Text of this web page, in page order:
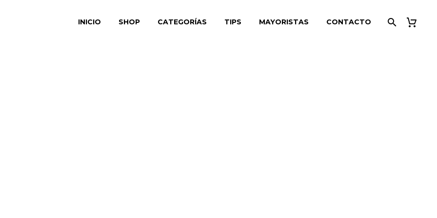
INICIO SHOP CATEGORÍAS TIPS MAYORISTAS CONTACTO